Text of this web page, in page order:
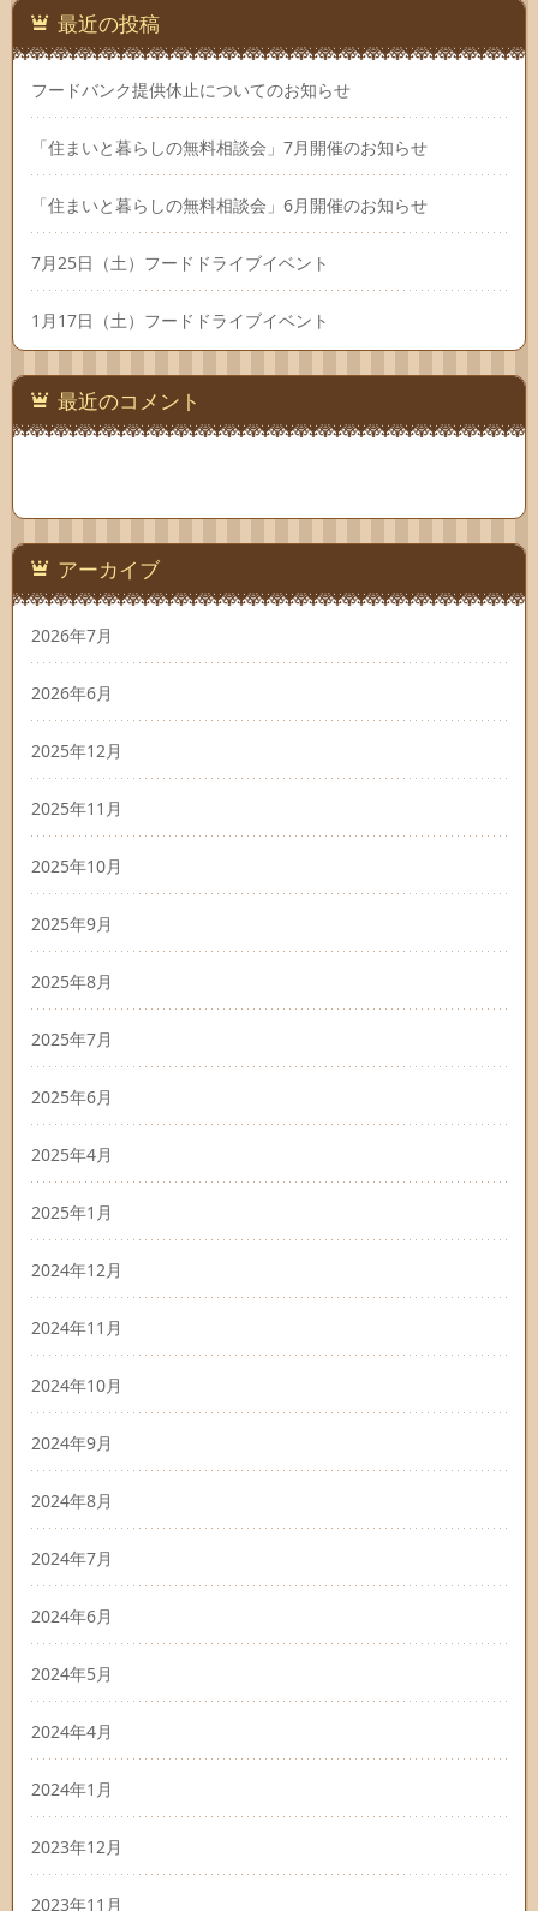
最近の投稿
フードバンク提供休止についてのお知らせ
「住まいと暮らしの無料相談会」7月開催のお知らせ
「住まいと暮らしの無料相談会」6月開催のお知らせ
7月25日（土）フードドライブイベント
1月17日（土）フードドライブイベント
最近のコメント
アーカイブ
2026年7月
2026年6月
2025年12月
2025年11月
2025年10月
2025年9月
2025年8月
2025年7月
2025年6月
2025年4月
2025年1月
2024年12月
2024年11月
2024年10月
2024年9月
2024年8月
2024年7月
2024年6月
2024年5月
2024年4月
2024年1月
2023年12月
2023年11月